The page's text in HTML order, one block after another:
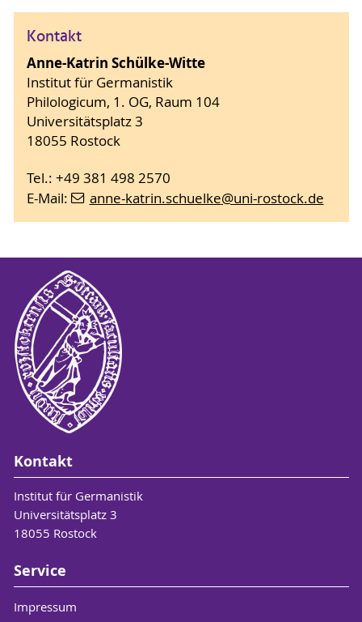
Kontakt
Anne-Katrin Schülke-Witte
Institut für Germanistik
Philologicum, 1. OG, Raum 104
Universitätsplatz 3
18055 Rostock
Tel.: +49 381 498 2570
E-Mail:
anne-katrin.schuelke@uni-rostock.de
Kontakt
Institut für Germanistik
Universitätsplatz 3
18055 Rostock
Service
Impressum